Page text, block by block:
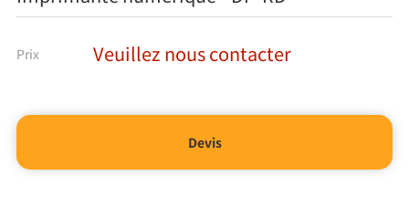
Prix Veuillez nous contacter
Devis